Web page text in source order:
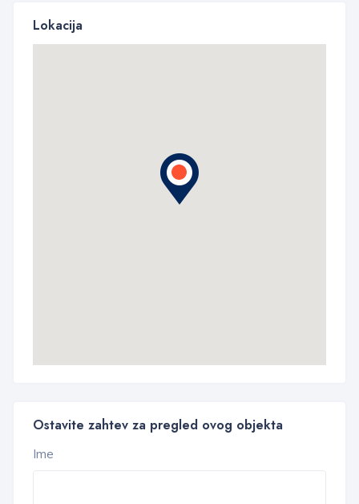
Lokacija
Ostavite zahtev za pregled ovog objekta
Ime